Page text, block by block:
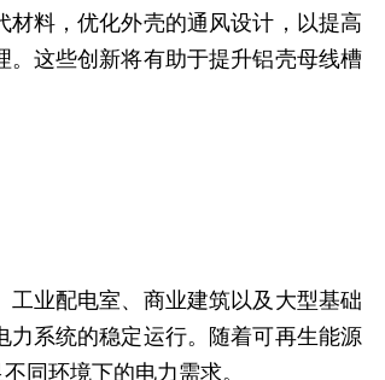
料，优化外壳的通风设计，以提高
。这些创新将有助于提升铝壳母线槽
业配电室、商业建筑以及大型基础
系统的稳定运行。随着可再生能源
同环境下的电力需求。